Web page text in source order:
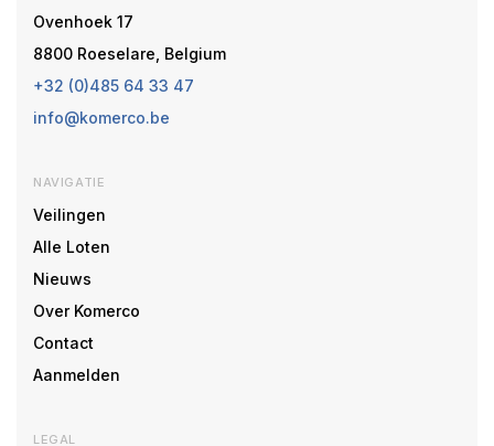
Ovenhoek 17
8800 Roeselare, Belgium
+32 (0)485 64 33 47
info@komerco.be
NAVIGATIE
Veilingen
Alle Loten
Nieuws
Over Komerco
Contact
Aanmelden
LEGAL